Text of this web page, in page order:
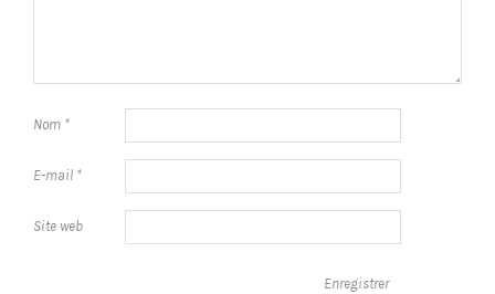
Nom *
E-mail *
Site web
Enregistrer